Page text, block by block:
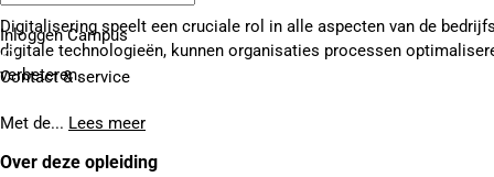
Inloggen Campus
Contact& service
Digitalisering speelt een cruciale rol in alle aspecten van de
digitale technologieën, kunnen organisaties processen
verbeteren.
Met de... Lees meer
Over deze opleiding